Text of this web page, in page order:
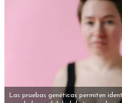
Las pruebas genéticas permiten